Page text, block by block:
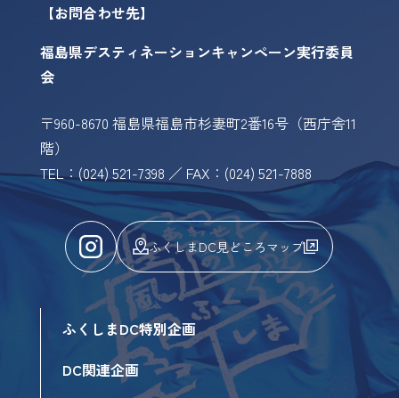
【お問合わせ先】
福島県デスティネーションキャンペーン実行委員
会
〒960-8670 福島県福島市杉妻町2番16号（西庁舎11
階）
TEL：(024) 521-7398 ／ FAX：(024) 521-7888
ふくしまDC見どころマップ
ふくしまDC特別企画
DC関連企画